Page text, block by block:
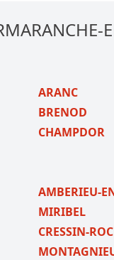
ARANC
BRENOD
CHAMPDOR
AMBERIEU-
MIRIBEL
CRESSIN-